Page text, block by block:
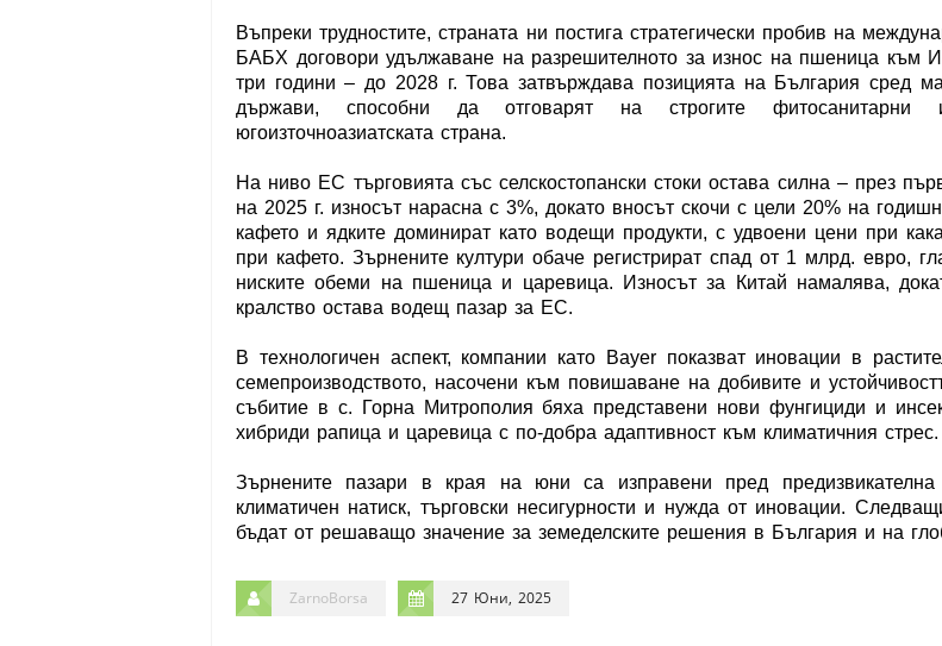
Въпреки трудностите, страната ни постига стратегически пробив на
БАБХ договори удължаване на разрешителното за износ на пшеница към
три години – до 2028 г. Това затвърждава позицията на България сред
държави, способни да отговарят на строгите фитосанитарни
югоизточноазиатската страна.
На ниво ЕС търговията със селскостопански стоки остава силна – през
на 2025 г. износът нарасна с 3%, докато вносът скочи с цели 20% на
кафето и ядките доминират като водещи продукти, с удвоени цени при
при кафето. Зърнените култури обаче регистрират спад от 1 млрд. евро,
ниските обеми на пшеница и царевица. Износът за Китай намалява,
кралство остава водещ пазар за ЕС.
В технологичен аспект, компании като Bayer показват иновации в
семепроизводството, насочени към повишаване на добивите и
събитие в с. Горна Митрополия бяха представени нови фунгициди и
хибриди рапица и царевица с по-добра адаптивност към климатичния стрес.
Зърнените пазари в края на юни са изправени пред предизвикателна
климатичен натиск, търговски несигурности и нужда от иновации.
бъдат от решаващо значение за земеделските решения в България и на
ZarnoBorsa 27 Юни, 2025